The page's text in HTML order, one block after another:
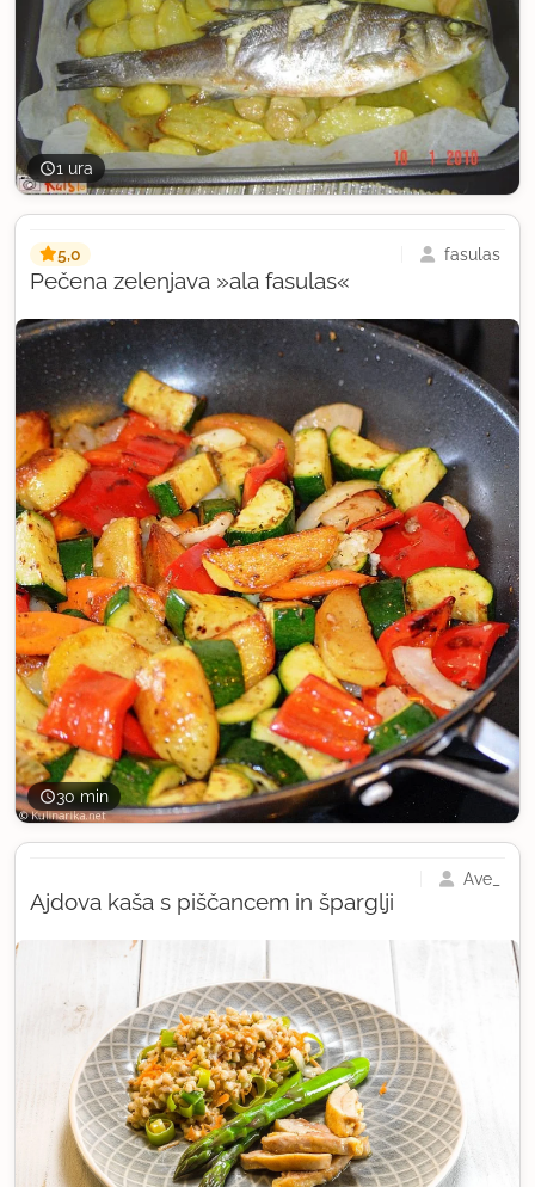
1 ura
30 min
Pečena zelenjava »ala fasulas«
5,0 fasulas
Ajdova kaša s piščancem in šparglji
Ave_